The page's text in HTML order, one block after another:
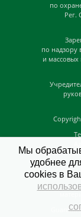
по
Рег.
по надзору
и массовых
Мы
удобнее
cookies в